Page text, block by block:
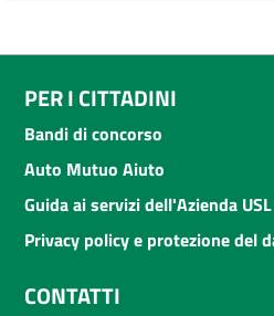
PER I CITTADINI
Bandi di concorso
Auto Mutuo Aiuto
Guida ai servizi dell'Azienda
Privacy policy e protezione del
CONTATTI